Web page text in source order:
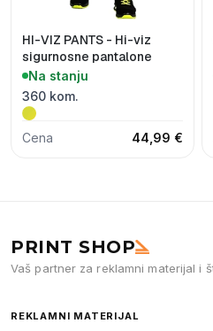
HI-VIZ PANTS - Hi-viz
sigurnosne pantalone
Na stanju
360 kom.
Cena 44,99 €
PRINT SHOP
Vaš partner za reklamni materijal i
REKLAMNI MATERIJAL